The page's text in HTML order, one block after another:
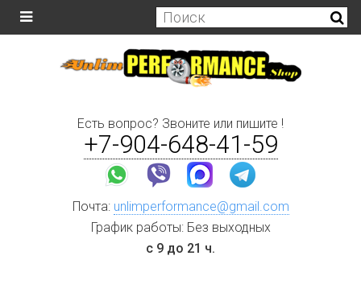
Есть вопрос? Звоните или пишите !
+7-904-648-41-59
Почта: unlimperformance@gmail.com
График работы: Без выходных
с 9 до 21 ч.